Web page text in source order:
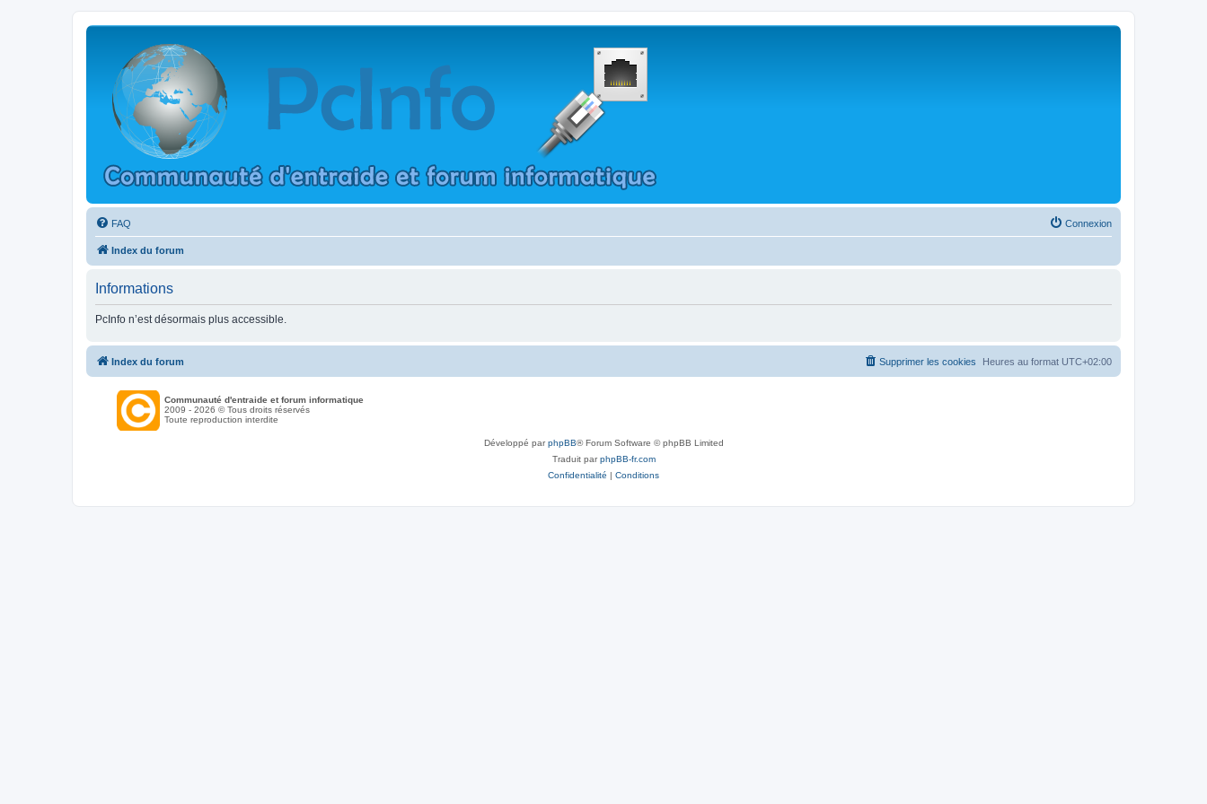
FAQ Connexion
Index du forum
Informations
PcInfo n’est désormais plus accessible.
Index du forum Heures au format UTC+02:00
Supprimer les cookies
Communauté d'entraide et forum informatique
2009 - 2026 © Tous droits réservés
Toute reproduction interdite
Développé parphpBB® Forum Software © phpBB Limited
Traduit parphpBB-fr.com
Confidentialité | Conditions